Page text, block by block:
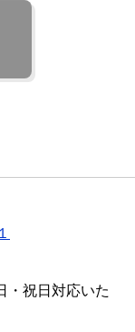
・祝日対応いた